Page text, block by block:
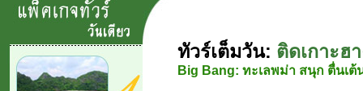
ทัวร์เต็มวัน: ติดเกาะฮ
Big Bang: ทะเลพม่า สนุก ตื่นเ